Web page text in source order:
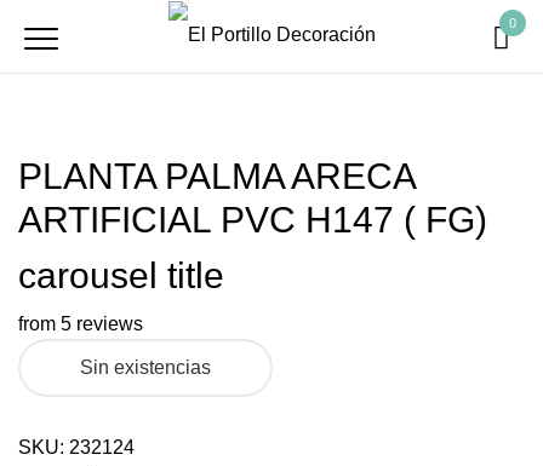
0
PLANTA PALMA ARECA
ARTIFICIAL PVC H147 ( FG)
carousel title
from 5 reviews
Sin existencias
SKU: 232124